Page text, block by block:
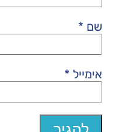
שם *
אימייל *